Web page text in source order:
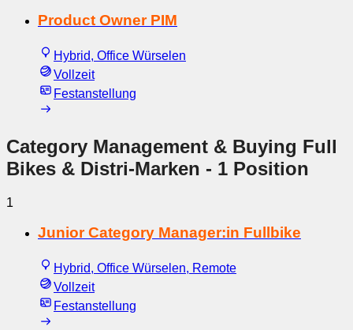
Product Owner PIM
Hybrid, Office Würselen
Vollzeit
Festanstellung
Category Management & Buying Full
Bikes & Distri-Marken - 1 Position
1
Junior Category Manager:in Fullbike
Hybrid, Office Würselen, Remote
Vollzeit
Festanstellung